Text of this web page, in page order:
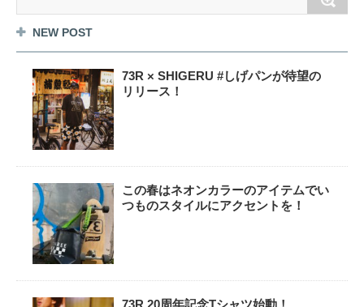
NEW POST
73R × SHIGERU #しげパンが待望の
リリース！
この春はネオンカラーのアイテムでい
つものスタイルにアクセントを！
73R 20周年記念Tシャツ始動！